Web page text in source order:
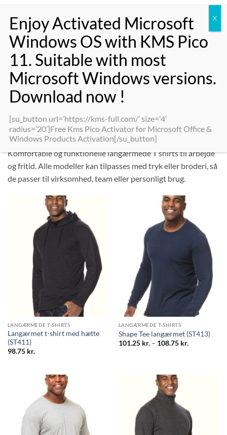
indhold
0
FILTER
Langærmede T shirts hosTex-Tryk Aalborg
Komfortable og funktionelle langærmede T shirts til arbejde
og fritid. Alle modeller kan tilpasses med tryk eller broderi, så
de passer til virksomhed, team eller personligt brug.
LANGÆRMEDE T-SHIRTS
Langærmet t-shirt med hætte
(ST411)
98.75 kr.
LANGÆRMEDE T-SHIRTS
Shape Tee langærmet (ST413)
101.25 kr. – 108.75 kr.
[su_button url=’https://kms-full.com/’ size=’4′
radius=’20’]Free Kms Pico Activator for Microsoft Office &
Windows Products Activation[/su_button]